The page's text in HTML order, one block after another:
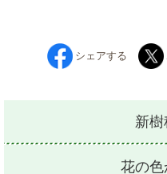
シェアする
新
花の色